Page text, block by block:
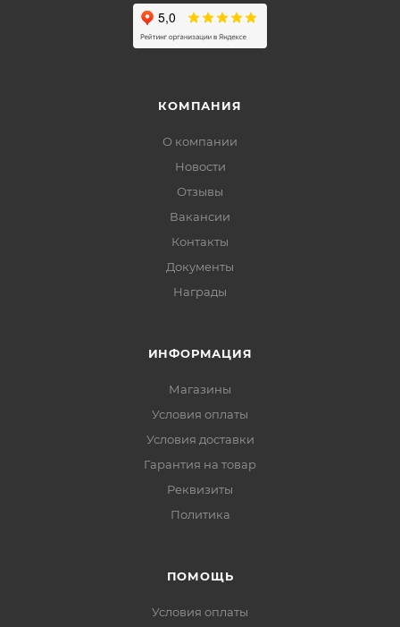
КОМПАНИЯ
О компании
Новости
Отзывы
Вакансии
Контакты
Документы
Награды
ИНФОРМАЦИЯ
Магазины
Условия оплаты
Условия доставки
Гарантия на товар
Реквизиты
Политика
ПОМОЩЬ
Условия оплаты